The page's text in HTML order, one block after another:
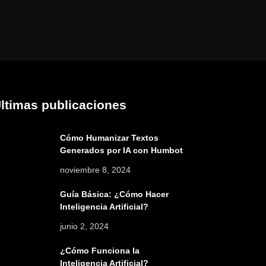
publicaciones
Cómo Humanizar Textos
Generados por IA con Humbot
noviembre 8, 2024
Guía Básica: ¿Cómo Hacer
Inteligencia Artificial?
junio 2, 2024
¿Cómo Funciona la
Inteligencia Artificial?